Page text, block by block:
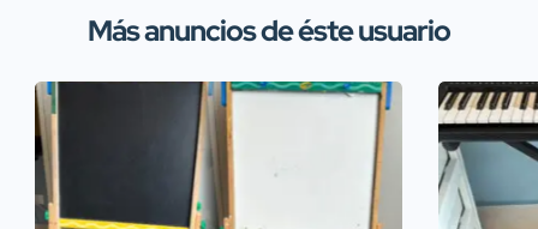
Más anuncios de éste usuario